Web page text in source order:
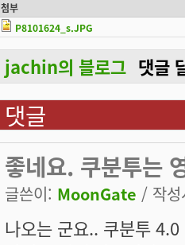
첨부
P8101624_s.JPG
jachin의 블로그 댓글
댓글
좋네요. 쿠분투는
글쓴이: MoonGate / 작
나오는 군요.. 쿠분투 4.0